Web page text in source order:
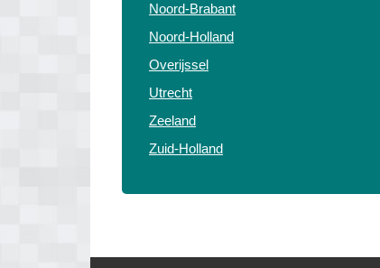
Noord-Brabant
Noord-Holland
Overijssel
Utrecht
Zeeland
Zuid-Holland